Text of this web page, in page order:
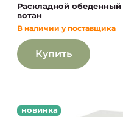
Раскладной обеденный
вотан
В наличии у поставщика
Купить
новинка